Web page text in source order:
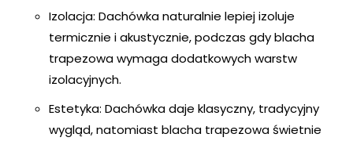
Izolacja: Dachówka naturalnie lepiej izoluje
termicznie i akustycznie, podczas gdy blacha
trapezowa wymaga dodatkowych warstw
izolacyjnych.
Estetyka: Dachówka daje klasyczny, tradycyjny
wygląd, natomiast blacha trapezowa świetnie